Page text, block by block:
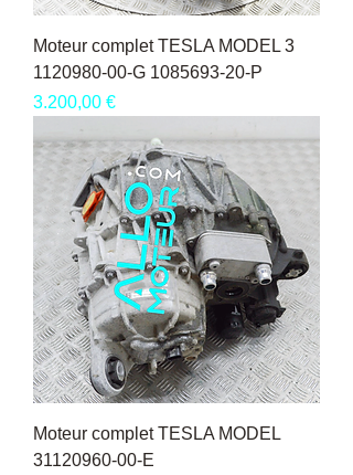
Moteur complet TESLA MODEL 3
1120980-00-G 1085693-20-P
Pris
3.200,00 €
Moteur complet TESLA MODEL
31120960-00-E